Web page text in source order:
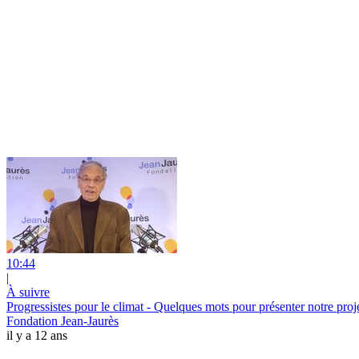
10:44
|
À suivre
Progressistes pour le climat - Quelques mots pour présenter notre
Fondation Jean-Jaurès
il y a 12 ans